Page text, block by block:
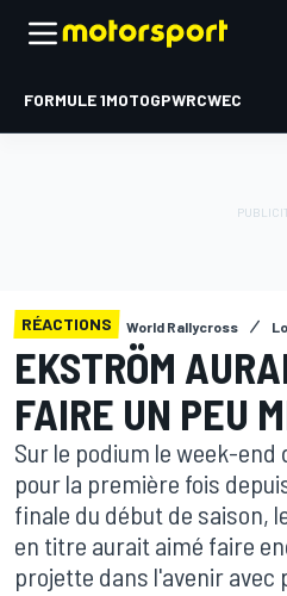
FORMULE 1MOTOGPWRCWEC
RÉACTIONS World Rallycross
EKSTRÖM
FAIRE UN PEU
Sur le podium le week-
pour la première fois
finale du début de saison,
en titre aurait aimé faire
projette dans l'avenir avec